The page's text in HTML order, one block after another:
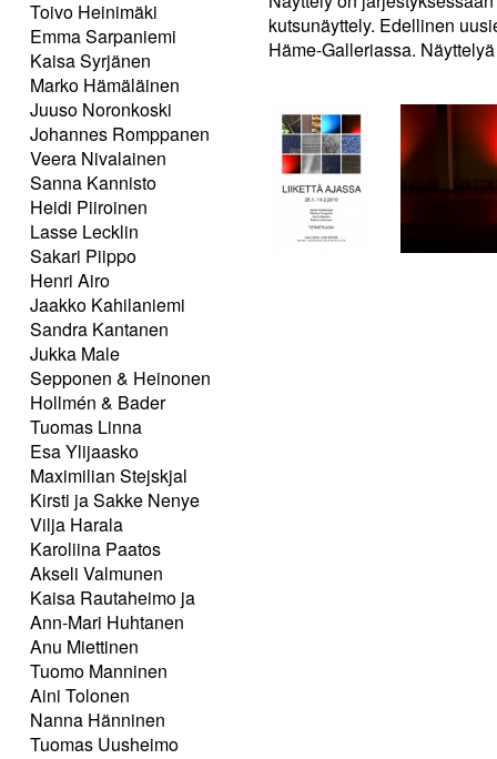
Toivo Heinimäki
Emma Sarpaniemi
Kaisa Syrjänen
Marko Hämäläinen
Juuso Noronkoski
Johannes Romppanen
Veera Nivalainen
Sanna Kannisto
Heidi Piiroinen
Lasse Lecklin
Sakari Piippo
Henri Airo
Jaakko Kahilaniemi
Sandra Kantanen
Jukka Male
Sepponen & Heinonen
Hollmén & Bader
Tuomas Linna
Esa Ylijaasko
Maximilian Stejskjal
Kirsti ja Sakke Nenye
Vilja Harala
Karoliina Paatos
Akseli Valmunen
Kaisa Rautaheimo ja
Ann-Mari Huhtanen
Anu Miettinen
Tuomo Manninen
Aini Tolonen
Nanna Hänninen
Tuomas Uusheimo
kutsunäyttely. Edellinen
Häme-Galleriassa.